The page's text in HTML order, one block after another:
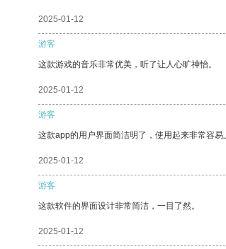
2025-01-12
游客
这款游戏的音乐非常优美，听了让人心旷神怡。
2025-01-12
游客
这款app的用户界面简洁明了，使用起来非常容
2025-01-12
游客
这款软件的界面设计非常简洁，一目了然。
2025-01-12